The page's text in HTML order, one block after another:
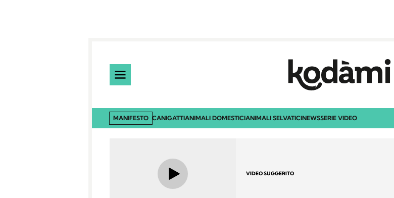
MANIFESTO CANIGATTIANIMALI DOMESTICIANIMALI SELVATICINEWSSERIE VIDEO
VIDEO SUGGERITO